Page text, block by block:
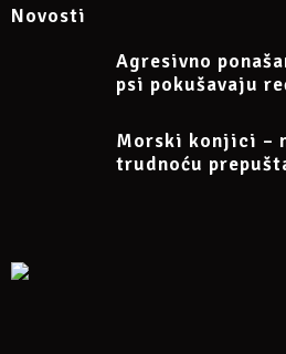
Novosti
Agresivno
psi pokušavaju
Morski konjici –
trudnoću